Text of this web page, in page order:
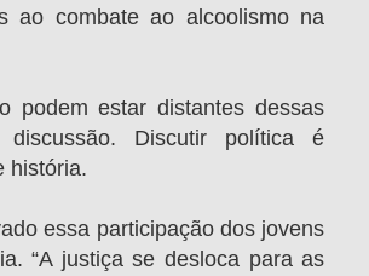
ao combate ao alcoolismo na
podem estar distantes dessas
Discutir política é
história.
essa participação dos jovens
“A justiça se desloca para as